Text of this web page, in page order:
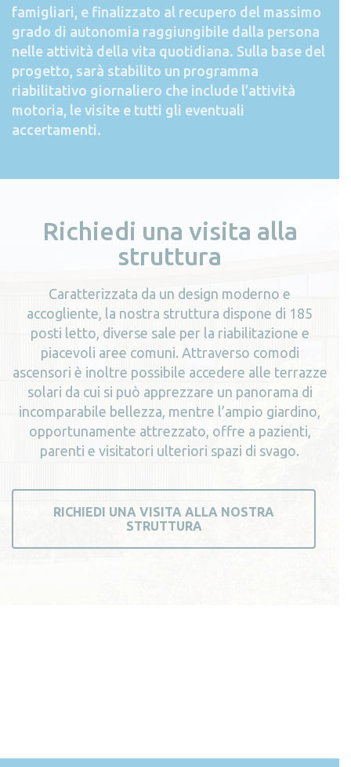
famigliari, e finalizzato al recupero del massimo
grado di autonomia raggiungibile dalla persona
nelle attività della vita quotidiana. Sulla base del
progetto, sarà stabilito un programma
riabilitativo giornaliero che include l’attività
motoria, le visite e tutti gli eventuali
accertamenti.
Richiedi una visita alla
struttura
Caratterizzata da un design moderno e
accogliente, la nostra struttura dispone di 185
posti letto, diverse sale per la riabilitazione e
piacevoli aree comuni. Attraverso comodi
ascensori è inoltre possibile accedere alle terrazze
solari da cui si può apprezzare un panorama di
incomparabile bellezza, mentre l’ampio giardino,
opportunamente attrezzato, offre a pazienti,
parenti e visitatori ulteriori spazi di svago.
RICHIEDI UNA VISITA ALLA NOSTRA
STRUTTURA